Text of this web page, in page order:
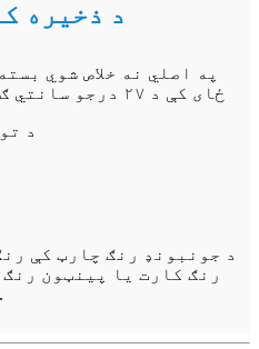
د ذخیره
په اصلي نه خلاص شوي
ځای کې د ۲۷ درجو سانتي ګراد څخه ښکته ذخیره کړئ
د
د جونبونډ رنګ چارټ کې
شمیرې سره سم تنظیم کړو.